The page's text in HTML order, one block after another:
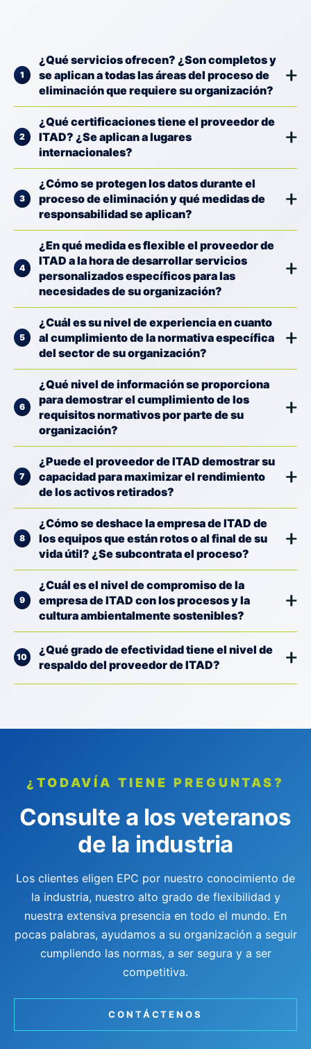
¿Qué servicios ofrecen? ¿Son completos y
se aplican a todas las áreas del proceso de
eliminación que requiere su organización?
¿Qué certificaciones tiene el proveedor de
ITAD? ¿Se aplican a lugares
internacionales?
¿Cómo se protegen los datos durante el
proceso de eliminación y qué medidas de
responsabilidad se aplican?
¿En qué medida es flexible el proveedor de
ITAD a la hora de desarrollar servicios
personalizados específicos para las
necesidades de su organización?
¿Cuál es su nivel de experiencia en cuanto
al cumplimiento de la normativa específica
del sector de su organización?
¿Qué nivel de información se proporciona
para demostrar el cumplimiento de los
requisitos normativos por parte de su
organización?
¿Puede el proveedor de ITAD demostrar su
capacidad para maximizar el rendimiento
de los activos retirados?
¿Cómo se deshace la empresa de ITAD de
los equipos que están rotos o al final de su
vida útil? ¿Se subcontrata el proceso?
¿Cuál es el nivel de compromiso de la
empresa de ITAD con los procesos y la
cultura ambientalmente sostenibles?
¿Qué grado de efectividad tiene el nivel de
respaldo del proveedor de ITAD?
¿TODAVÍA TIENE PREGUNTAS?
Consulte a los veteranos
de la industria
Los clientes eligen EPC por nuestro conocimiento de
la industria, nuestro alto grado de flexibilidad y
nuestra extensiva presencia en todo el mundo. En
pocas palabras, ayudamos a su organización a seguir
cumpliendo las normas, a ser segura y a ser
competitiva.
CONTÁCTENOS